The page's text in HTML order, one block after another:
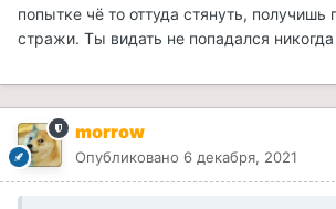
попытке чё то оттуда стянуть, получишь
стражи. Ты видать не попадался
morrow
Опубликовано 6 декабря, 2021